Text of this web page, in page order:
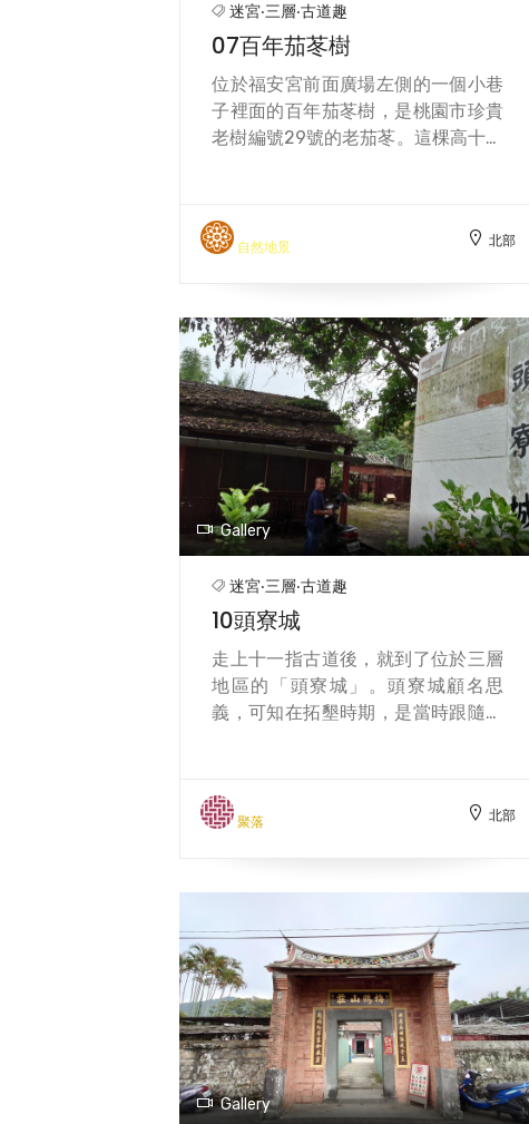
迷宮‧三層‧古道趣
07百年茄苳樹
位於福安宮前面廣場左側的一個小巷
子裡面的百年茄苳樹，是桃園市珍貴
老樹編號29號的老茄苳。這棵高十八
苳，是三層台地最大的一棵樹，若依
三層地區開發時期的同治年間算起，
好，枝葉茂密，樹幹挺拔，是福安宮
後面趙姓人家所有。目前是趙家庭院
外緣的一個屏障，樹頭處堆滿了柴
薪、雜物，十分零亂，也無保護措
施。
自然地景 北部
Gallery
迷宮‧三層‧古道趣
10頭寮城
走上十一指古道後，就到了位於三層
地區的「頭寮城」。頭寮城顧名思
義，可知在拓墾時期，是當時跟隨梅
用石頭築起防禦工事，形成一個聚
落，稱為「頭寮城仔」。至今聚落
存在，還可見到當時留下的石敢當。
只是，由於頭寮產業沒落，多多人去
樓空，走在往前竹篙厝產業道路上，
眼前所見，老樹、古井、紅磚牆以及
緩步前行的耆老。與對面林立的依託
邦社區色彩亮麗的大樓，形成明顯對
比。
聚落 北部
Gallery